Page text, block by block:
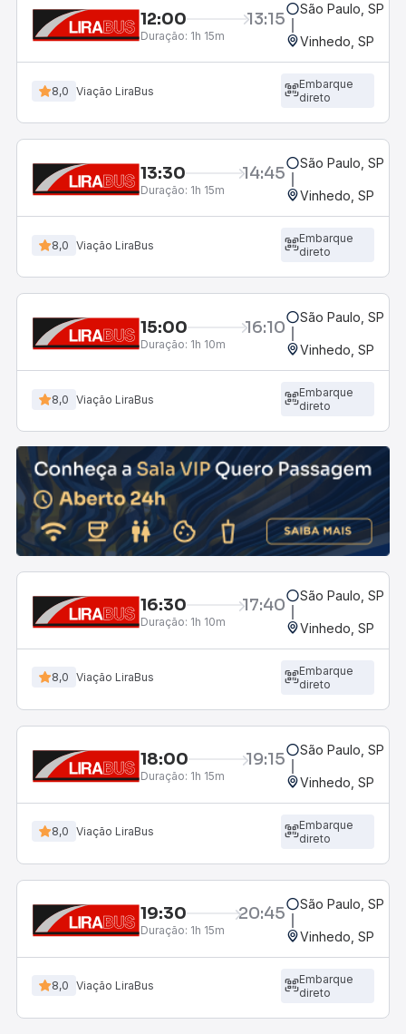
12:00 13:15
Duração: 1h 15m
São Paulo, SP -
Vinhedo, SP
8,0 Viação LiraBus
Embarque
direto
13:30 14:45
Duração: 1h 15m
São Paulo, SP -
Vinhedo, SP
8,0 Viação LiraBus
Embarque
direto
15:00 16:10
Duração: 1h 10m
São Paulo, SP -
Vinhedo, SP
8,0 Viação LiraBus
Embarque
direto
16:30 17:40
Duração: 1h 10m
São Paulo, SP -
Vinhedo, SP
8,0 Viação LiraBus
Embarque
direto
18:00 19:15
Duração: 1h 15m
São Paulo, SP -
Vinhedo, SP
8,0 Viação LiraBus
Embarque
direto
19:30 20:45
Duração: 1h 15m
São Paulo, SP -
Vinhedo, SP
8,0 Viação LiraBus
Embarque
direto